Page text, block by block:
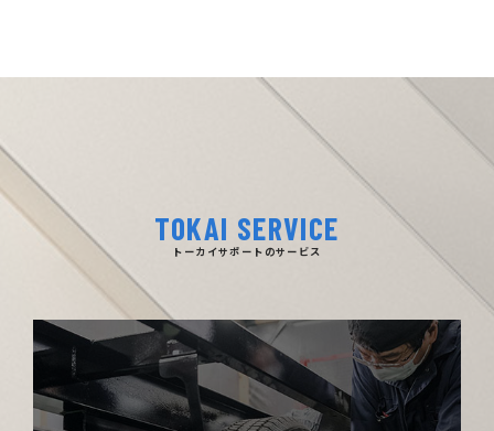
TOKAI SERVICE
トーカイサポートのサービス